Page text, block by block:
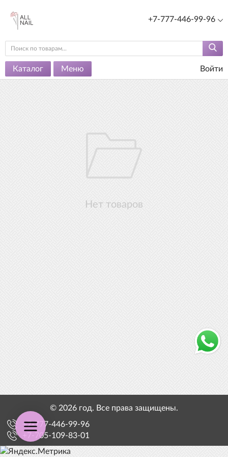
+7-777-446-99-96
Каталог Меню Войти
Нет товаров
© 2026 год. Все права защищены.
+7-777-446-99-96
+7-705-109-83-01